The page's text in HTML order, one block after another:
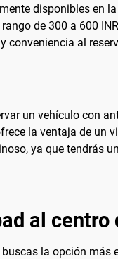
disponibles en
de 300 a 600
conveniencia al
un vehículo con
la ventaja de un
ya que tendrás
al centro
la opción más